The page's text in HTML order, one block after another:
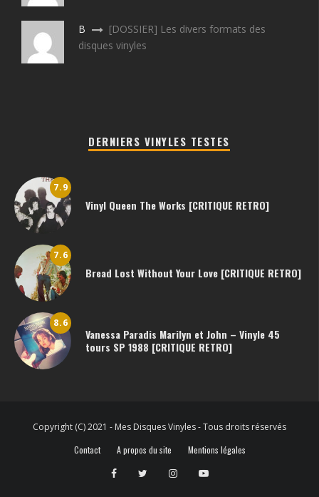
B
[DOSSIER] Les divers formats des
disques vinyles
DERNIERS VINYLES TESTES
7.9
Vinyl Queen The Works [CRITIQUE RETRO]
7.6
Bread Lost Without Your Love [CRITIQUE RETRO]
8.6
Vanessa Paradis Marilyn et John – Vinyle 45
tours SP 1988 [CRITIQUE RETRO]
Copyright (C) 2021 - Mes Disques Vinyles - Tous droits réservés
Contact
A propos du site Mentions légales